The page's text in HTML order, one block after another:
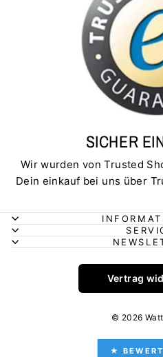
SICHER
Wir wurden von Trusted
Dein einkauf bei uns über
Vertrag
© 2026
★